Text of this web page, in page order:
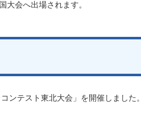
大会へ出場されます。
ンテスト東北大会」を開催しました。